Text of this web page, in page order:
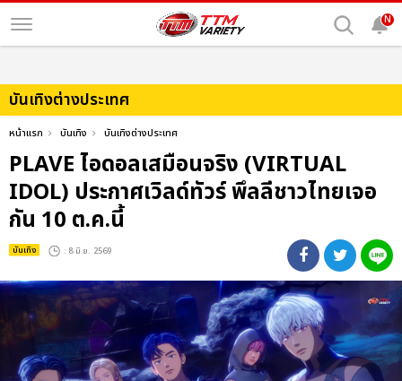
N
บันเทิงต่างประเทศ
หน้าแรก บันเทิง บันเทิงต่างประเทศ
PLAVE ไอดอลเสมือนจริง (VIRTUAL
IDOL) ประกาศเวิลด์ทัวร์ พึลลีชาวไทยเจอ
กัน 10 ต.ค.นี้
บันเทิง : 8 มิ.ย. 2569